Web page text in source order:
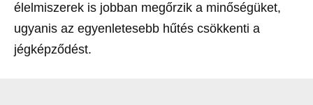
élelmiszerek is jobban megőrzik a minőségüket,
ugyanis az egyenletesebb hűtés csökkenti a
jégképződést.